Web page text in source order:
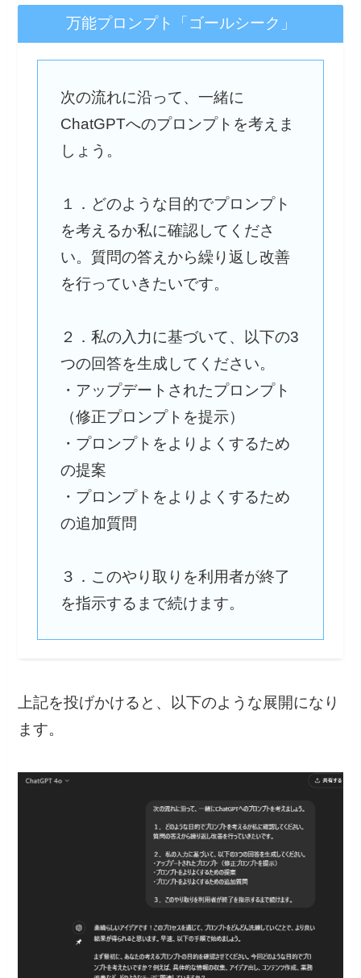
万能プロンプト「ゴールシーク」
次の流れに沿って、一緒に
ChatGPTへのプロンプトを考えま
しょう。
１．どのような目的でプロンプト
を考えるか私に確認してくださ
い。質問の答えから繰り返し改善
を行っていきたいです。
２．私の入力に基づいて、以下の3
つの回答を生成してください。
・アップデートされたプロンプト
（修正プロンプトを提示）
・プロンプトをよりよくするため
の提案
・プロンプトをよりよくするため
の追加質問
３．このやり取りを利用者が終了
を指示するまで続けます。
上記を投げかけると、以下のような展開になり
ます。